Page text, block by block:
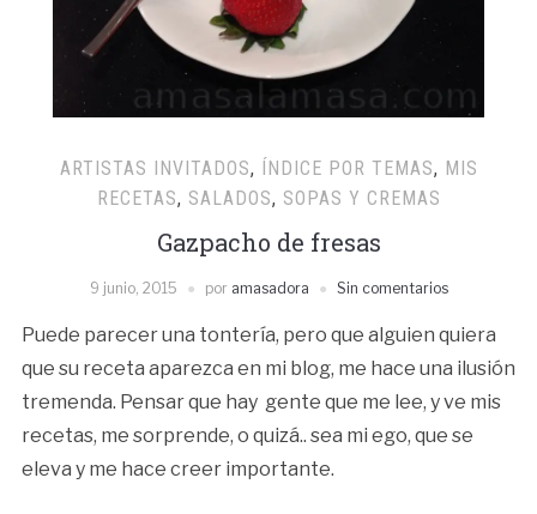
ARTISTAS INVITADOS, ÍNDICE POR TEMAS, MIS
RECETAS, SALADOS, SOPAS Y CREMAS
Gazpacho de fresas
9 junio, 2015 por amasadora Sin comentarios
Puede parecer una tontería, pero que alguien quiera
que su receta aparezca en mi blog, me hace una ilusión
tremenda. Pensar que hay gente que me lee, y ve mis
recetas, me sorprende, o quizá.. sea mi ego, que se
eleva y me hace creer importante.